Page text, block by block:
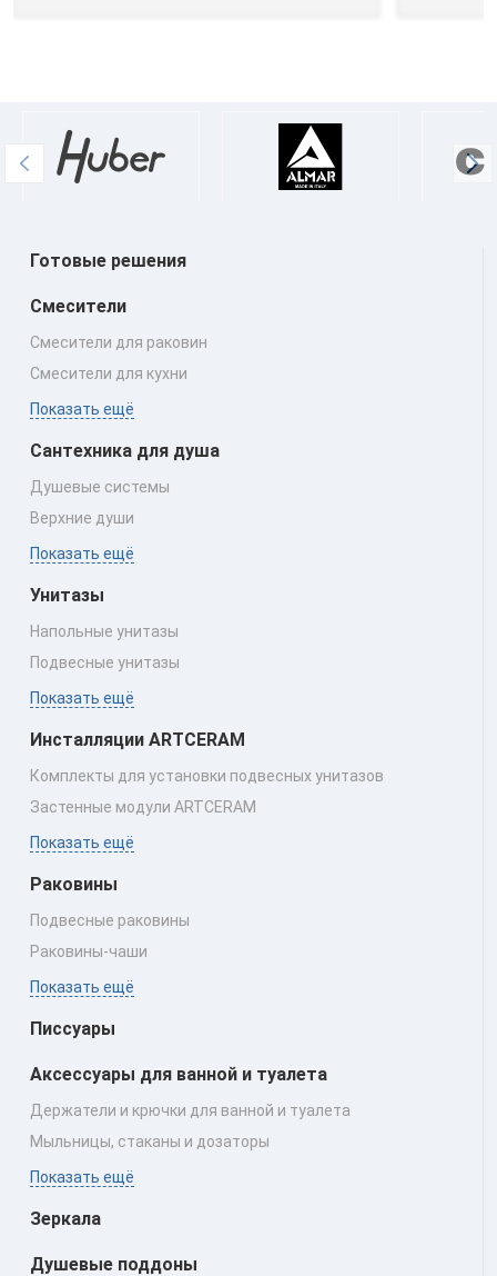
Готовые решения
Смесители
Смесители для раковин
Смесители для кухни
Показать ещё
Сантехника для душа
Душевые системы
Верхние души
Показать ещё
Унитазы
Напольные унитазы
Подвесные унитазы
Показать ещё
Инсталляции ARTCERAM
Комплекты для установки подвесных унитазов
Застенные модули ARTCERAM
Показать ещё
Раковины
Подвесные раковины
Раковины‑чаши
Показать ещё
Писсуары
Аксессуары для ванной и туалета
Держатели и крючки для ванной и туалета
Мыльницы, стаканы и дозаторы
Показать ещё
Зеркала
Душевые поддоны